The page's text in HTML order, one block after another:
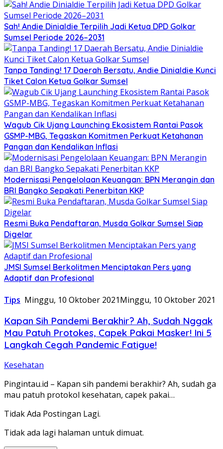
Sah! Andie Dinialdie Terpilih Jadi Ketua DPD Golkar
Sumsel Periode 2026–2031
Tanpa Tanding! 17 Daerah Bersatu, Andie Dinialdie Kunci
Tiket Calon Ketua Golkar Sumsel
Wagub Cik Ujang Launching Ekosistem Rantai Pasok
GSMP-MBG, Tegaskan Komitmen Perkuat Ketahanan
Pangan dan Kendalikan Inflasi
Modernisasi Pengelolaan Keuangan: BPN Merangin dan
BRI Bangko Sepakati Penerbitan KKP
Resmi Buka Pendaftaran, Musda Golkar Sumsel Siap
Digelar
JMSI Sumsel Berkolitmen Menciptakan Pers yang
Adaptif dan Profesional
Tips Minggu, 10 Oktober 2021Minggu, 10 Oktober 2021
Kapan Sih Pandemi Berakhir? Ah, Sudah Nggak
Mau Patuh Protokes, Capek Pakai Masker! Ini 5
Langkah Cegah Pandemic Fatigue!
Kesehatan
Pingintau.id – Kapan sih pandemi berakhir? Ah, sudah ga
mau patuh protokol kesehatan, capek pakai…
Tidak Ada Postingan Lagi.
Tidak ada lagi halaman untuk dimuat.